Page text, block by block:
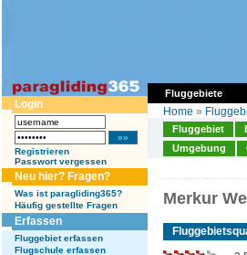
Fluggebiete
Login
Registrieren
Passwort vergessen
Neu hier? Fragen?
Was ist paragliding365?
Häufig gestellte Fragen
Erfassen
Fluggebiet erfassen
Flugschule erfassen
Home »
Fluggebiet
Umgebung
Merkur